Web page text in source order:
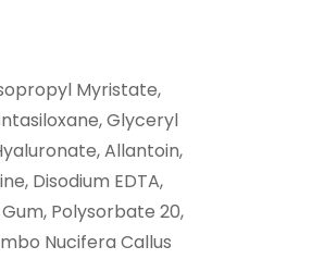
Myristate,
Glyceryl
Allantoin,
Disodium EDTA,
Polysorbate 20,
Nucifera Callus